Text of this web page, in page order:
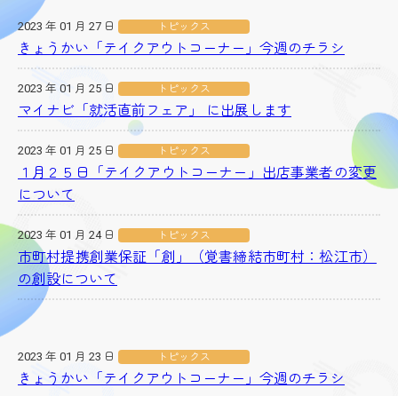
2023 年 01 月 27 日 トピックス
きょうかい「テイクアウトコーナー」今週のチラシ
2023 年 01 月 25 日 トピックス
マイナビ「就活直前フェア」 に出展します
2023 年 01 月 25 日 トピックス
１月２５日「テイクアウトコーナー」出店事業者の変更
について
2023 年 01 月 24 日 トピックス
市町村提携創業保証「創」（覚書締結市町村：松江市）
の創設について
2023 年 01 月 23 日 トピックス
きょうかい「テイクアウトコーナー」今週のチラシ